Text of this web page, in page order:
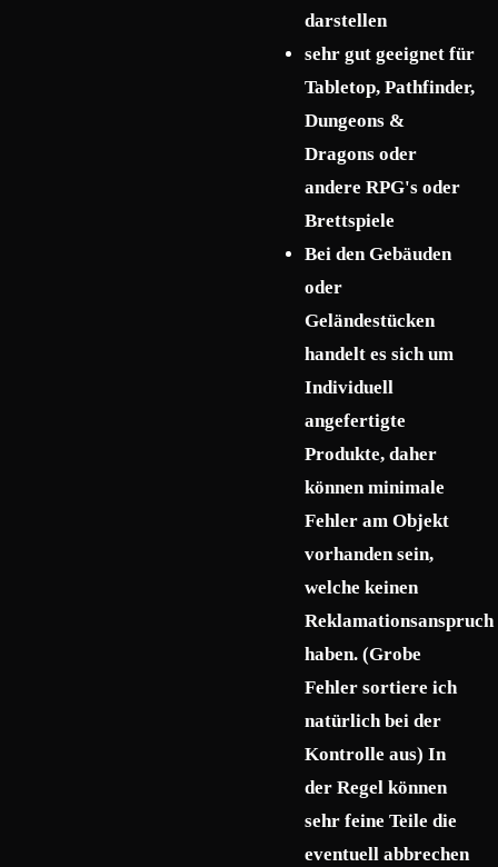
darstellen
sehr gut geeignet für
Tabletop, Pathfinder,
Dungeons &
Dragons oder
andere RPG's oder
Brettspiele
Bei den Gebäuden
oder
Geländestücken
handelt es sich um
Individuell
angefertigte
Produkte, daher
können minimale
Fehler am Objekt
vorhanden sein,
welche keinen
Reklamationsanspruch
haben. (Grobe
Fehler sortiere ich
natürlich bei der
Kontrolle aus) In
der Regel können
sehr feine Teile die
eventuell abbrechen